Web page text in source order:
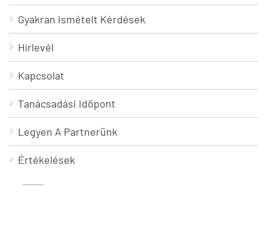
Gyakran Ismételt Kérdések
Hírlevél
Kapcsolat
Tanácsadási Időpont
Legyen A Partnerünk
Értékelések